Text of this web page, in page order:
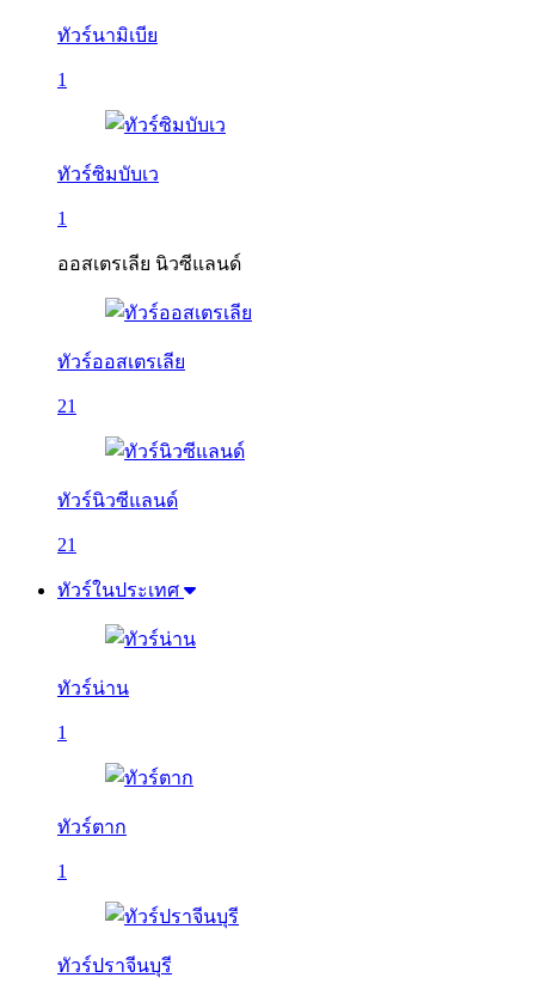
ทัวร์นามิเบีย
1
ทัวร์ซิมบับเว
1
ออสเตรเลีย นิวซีแลนด์
ทัวร์ออสเตรเลีย
21
ทัวร์นิวซีแลนด์
21
ทัวร์ในประเทศ
ทัวร์น่าน
1
ทัวร์ตาก
1
ทัวร์ปราจีนบุรี